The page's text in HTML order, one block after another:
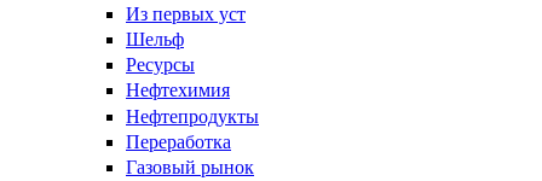
Из первых уст
Шельф
Ресурсы
Нефтехимия
Нефтепродукты
Переработка
Газовый рынок